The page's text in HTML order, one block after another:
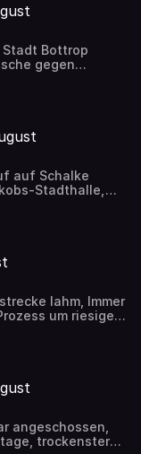
Stadt Bottrop
gegen
auf Schalke
Stadthalle,
lahm, Immer
um riesige
hohe
angeschossen,
trockenster